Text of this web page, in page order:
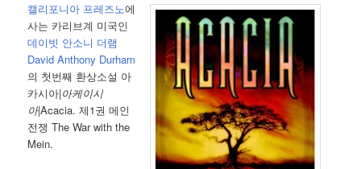
캘리포니아 프레즈노에
사는 카리브계 미국인
데이빗 안소니 더램
David Anthony Durham
의 첫번째 환상소설 아
카시아|아케이시
아|Acacia. 제1권 메인
전쟁 The War with the
Mein.